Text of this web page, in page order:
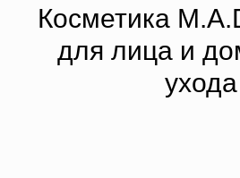
Косметика
для лица и
ухода